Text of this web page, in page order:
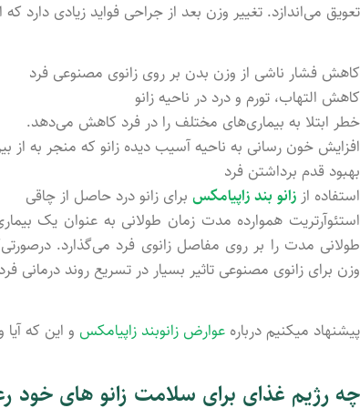
تعویق می‌اندازد. تغییر وزن بعد از جراحی فواید زیادی دارد
کاهش فشار ناشی از وزن بدن بر روی زانوی مصنوعی فرد
کاهش التهاب، تورم و درد در ناحیه زانو
خطر ابتلا به بیماری‌های مختلف را در فرد کاهش می‌دهد.
افزایش خون رسانی به ناحیه آسیب دیده زانو که منجر به
بهبود قدم برداشتن فرد
استفاده از زانو بند زاپیامکس برای زانو درد حاصل از چاقی
استئوآرتریت هموارده مدت زمان طولانی به عنوان یک
طولانی مدت را بر روی مفاصل زانوی فرد می‌گذارد.
وزن برای زانوی مصنوعی تاثیر بسیار در تسریع روند درمانی
پیشنهاد میکنیم درباره عوارض زانوبند زاپیامکس و این که
چه رژیم غذای برای سلامت زانو های خود